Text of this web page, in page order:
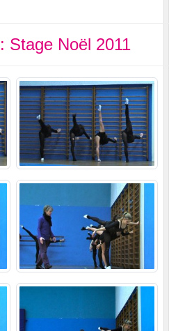
Stage Noël 2011